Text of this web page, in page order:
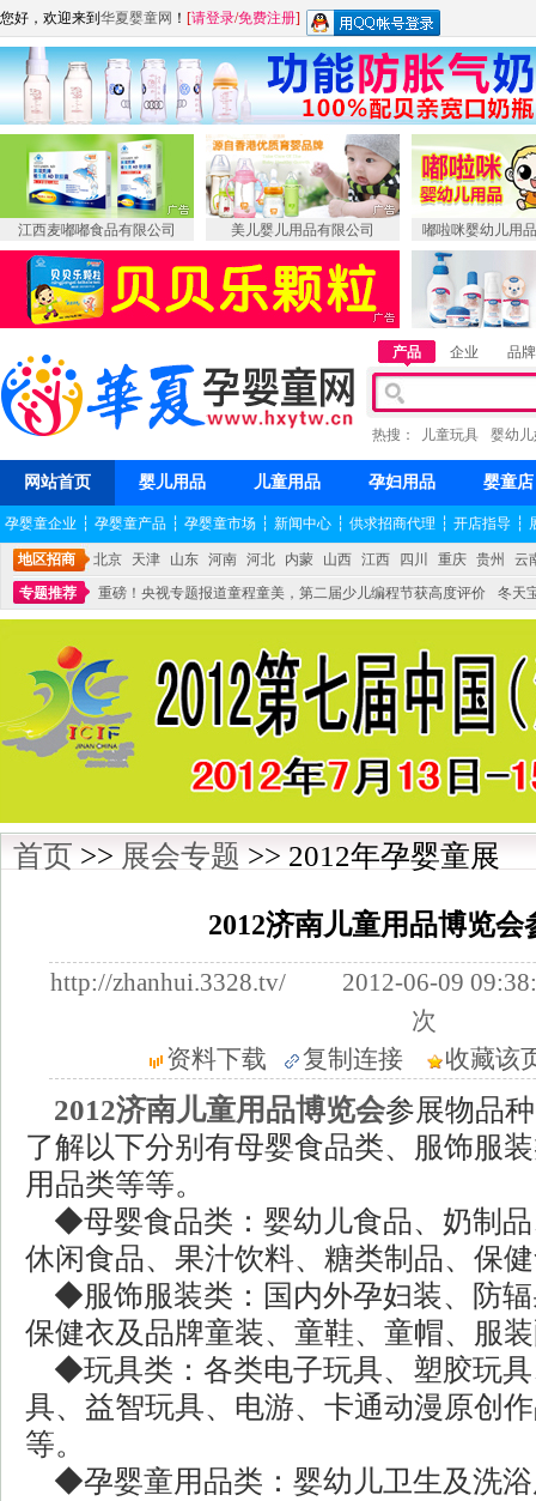
您好，欢迎来到 华夏婴童网 ！ [请登录/免费注册]
江西麦嘟嘟食品有限公司 美儿婴儿用品有限公司 嘟啦咪婴幼儿用
产品 企业 品牌
热搜： 儿童玩具 婴幼
网站首页 婴儿用品 儿童用品 孕妇用品 婴童店
孕婴童企业 ┆ 孕婴童产品 ┆ 孕婴童市场 ┆ 新闻中心 ┆ 供求招商代理 ┆ 开店指导 ┆
地区招商 北京 天津 山东 河南 河北 内蒙 山西 江西 四川 重庆 贵州
云
专题推荐
重磅！央视专题报道童程童美，第二届少儿编程节获高度评价
冬天
不能再单纯地销售产品,而要向增强服务转型,毕竟母婴产品比较特殊。”
妇幼广场
首页 >> 展会专题 >> 2012年孕婴童展
2012济南儿童用品博览会
http://zhanhui.3328.tv/ 2012-06-09
次
资料下载
复制连接 收藏该
2012济南儿童用品博览会参展物品
了解以下分别有母婴食品类、服饰服
用品类等等。
◆母婴食品类：婴幼儿食品、奶制品
休闲食品、果汁饮料、糖类制品、保
◆服饰服装类：国内外孕妇装、防辐
保健衣及品牌童装、童鞋、童帽、服
◆玩具类：各类电子玩具、塑胶玩具
具、益智玩具、电游、卡通动漫原创
等。
◆孕婴童用品类：婴幼儿卫生及洗浴